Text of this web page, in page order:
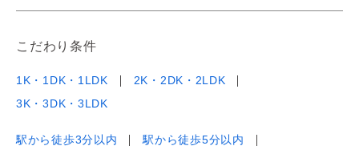
こだわり条件
1K・1DK・1LDK
2K・2DK・2LDK
3K・3DK・3LDK
駅から徒歩3分以内
駅から徒歩5分以内